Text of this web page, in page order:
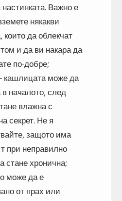
Важно е
някакви
които да облекчат
и да ви накара да
по-добре;
кашлицата може да
началото, след
влажна с
секрет. Не я
защото има
при неправилно
стане хронична;
може да е
от прах или